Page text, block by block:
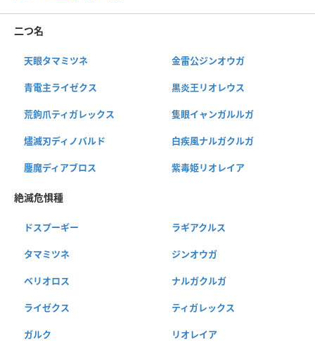
二つ名
天眼タマミツネ 金雷公ジンオウガ
青電主ライゼクス 黒炎王リオレウス
荒鉤爪ティガレックス 隻眼イャンガルルガ
燼滅刃ディノバルド 白疾風ナルガクルガ
鏖魔ディアブロス 紫毒姫リオレイア
絶滅危惧種
ドスプーギー ラギアクルス
タマミツネ ジンオウガ
ベリオロス ナルガクルガ
ライゼクス ティガレックス
ガルク リオレイア